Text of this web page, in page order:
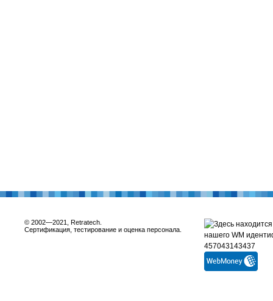
© 2002—2021, Retratech.
Сертификация, тестирование и оценка персонала.